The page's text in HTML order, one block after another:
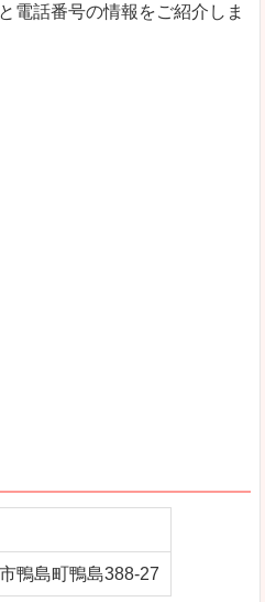
電話番号の情報をご紹介しま
鴨島町鴨島388-27